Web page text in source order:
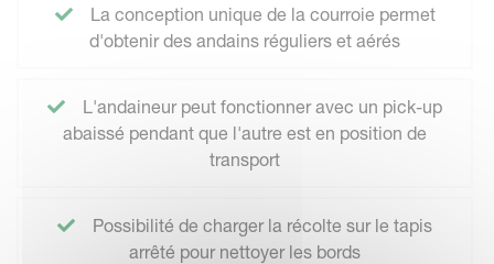
La conception unique de la courroie permet
d'obtenir des andains réguliers et aérés
L'andaineur peut fonctionner avec un pick-up
abaissé pendant que l'autre est en position de
transport
Possibilité de charger la récolte sur le tapis
arrêté pour nettoyer les bords